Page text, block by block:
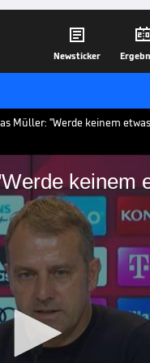

Newsticker
Müller: "Werde keinem
keinem
späten Sieg
sich zufrieden
sich der